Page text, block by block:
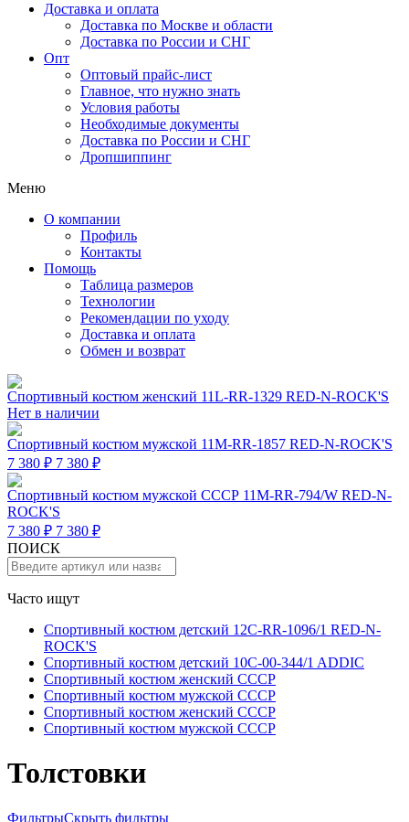
Доставка и оплата
Доставка по Москве и области
Доставка по России и СНГ
Опт
Оптовый прайс-лист
Главное, что нужно знать
Условия работы
Необходимые документы
Доставка по России и СНГ
Дропшиппинг
Меню
О компании
Профиль
Контакты
Помощь
Таблица размеров
Технологии
Рекомендации по уходу
Доставка и оплата
Обмен и возврат
Спортивный костюм женский 11L-RR-1329 RED-N-ROCK'S
Нет в наличии
Спортивный костюм мужской 11M-RR-1857 RED-N-ROCK'S
7 380 ₽ 7 380 ₽
Спортивный костюм мужской СССР 11M-RR-794/W RED-N-
ROCK'S
7 380 ₽ 7 380 ₽
ПОИСК
Часто ищут
Спортивный костюм детский 12C-RR-1096/1 RED-N-
ROCK'S
Спортивный костюм детский 10C-00-344/1 ADDIC
Спортивный костюм женский СССР
Спортивный костюм мужской СССР
Спортивный костюм женский СССР
Спортивный костюм мужской СССР
Толстовки
ФильтрыСкрыть фильтры